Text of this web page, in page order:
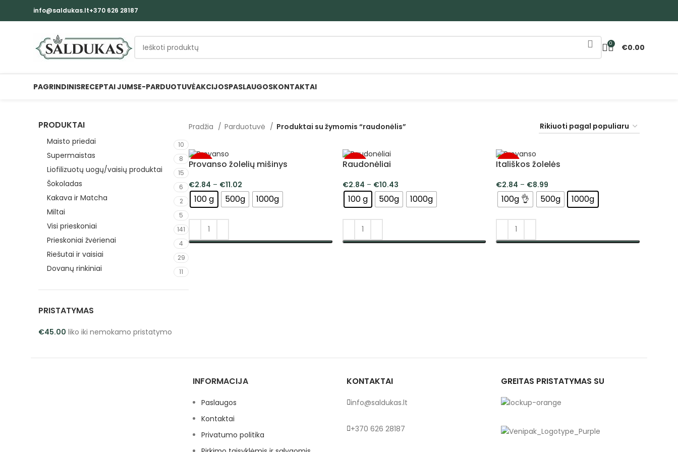
info@saldukas.lt+370 626 28187
0 €0.00
PAGRINDINISRECEPTAI JUMSE-PARDUOTUVĖAKCIJOSPASLAUGOSKONTAKTAI
PRODUKTAI
Maisto priedai 10
Supermaistas 8
Liofilizuotų uogų/vaisių produktai 15
Šokoladas 6
Kakava ir Matcha 2
Miltai 5
Visi prieskoniai 141
Prieskoniai žvėrienai 4
Riešutai ir vaisiai 29
Dovanų rinkiniai 11
PRISTATYMAS
€45.00 liko iki nemokamo pristatymo
Pradžia Parduotuvė Produktai su žymomis “raudonėlis”
-5%
Provanso žolelių mišinys
€2.84 – €11.02
100 g 500g 1000g
-5%
Raudonėliai
€2.84 – €10.43
100 g 500g 1000g
-5%
Itališkos žolelės
€2.84 – €8.99
100g 👌 500g 1000g
INFORMACIJA
Paslaugos
Kontaktai
Privatumo politika
KONTAKTAI
info@saldukas.lt
+370 626 28187
GREITAS PRISTATYMAS SU